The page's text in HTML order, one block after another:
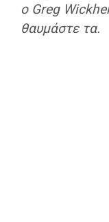
ο Greg
θαυμάστε τα.